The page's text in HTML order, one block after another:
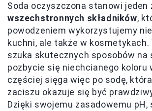
Soda oczyszczona stanowi jeden
wszechstronnych składników,
powodzeniem wykorzystujemy
kuchni, ale także w kosmetykach.
szuka skutecznych sposobów na
pozbycie się niechcianego koloru
częściej sięga więc po sodę,
zaciszu okazuje się być
Dzięki swojemu zasadowemu pH,